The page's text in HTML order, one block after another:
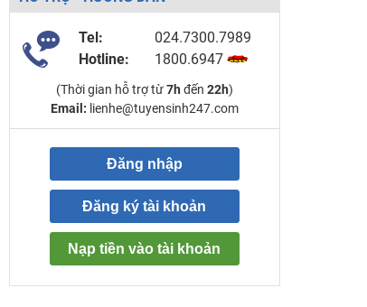
Tel:
024.7300.7989
Hotline:
1800.6947
(Thời gian hỗ trợ từ7h đến 22h)
Email: lienhe@tuyensinh247.com
Đăng nhập
Đăng ký tài khoản
Nạp tiền vào tài khoản